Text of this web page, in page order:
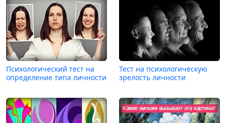
Психологический тест на
определение типа личности
Тест на психологическую
зрелость личности